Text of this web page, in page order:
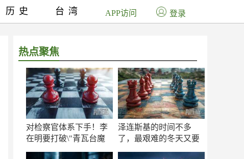
热点聚焦
对检察官体系下手！李
在明要打破\"青瓦台魔
泽连斯基的时间不多
了，最艰难的冬天又要
历史 台湾 APP访问 登录